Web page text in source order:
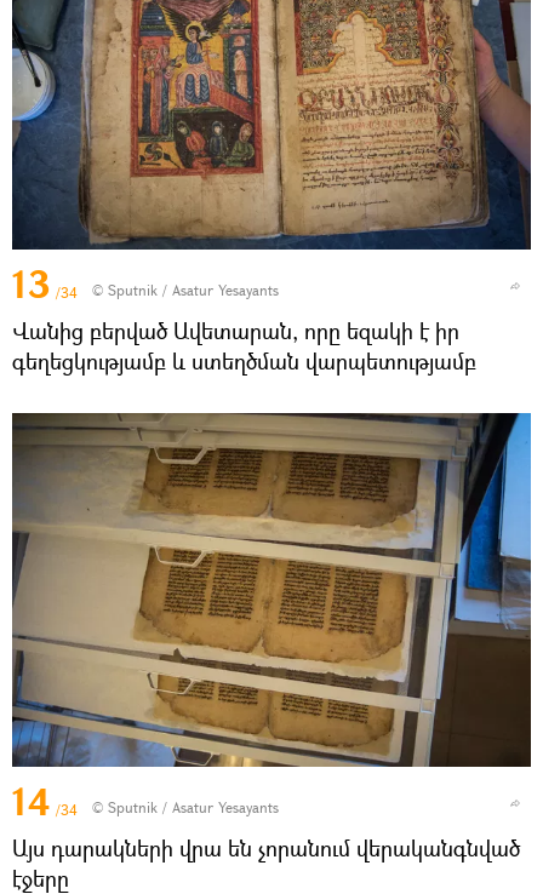
13 /34 © Sputnik / Asatur Yesayants
Վանից բերված Ավետարան, որը եզակի է իր
գեղեցկությամբ և ստեղծման վարպետությամբ
14 /34 © Sputnik / Asatur Yesayants
Այս դարակների վրա են չորանում վերականգնված
էջերը